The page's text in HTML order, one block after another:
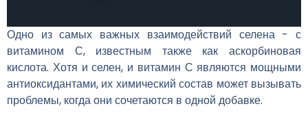
Одно из самых важных взаимодействий селена - с
витамином С, известным также как аскорбиновая
кислота. Хотя и селен, и витамин С являются мощными
антиоксидантами, их химический состав может вызывать
проблемы, когда они сочетаются в одной добавке.